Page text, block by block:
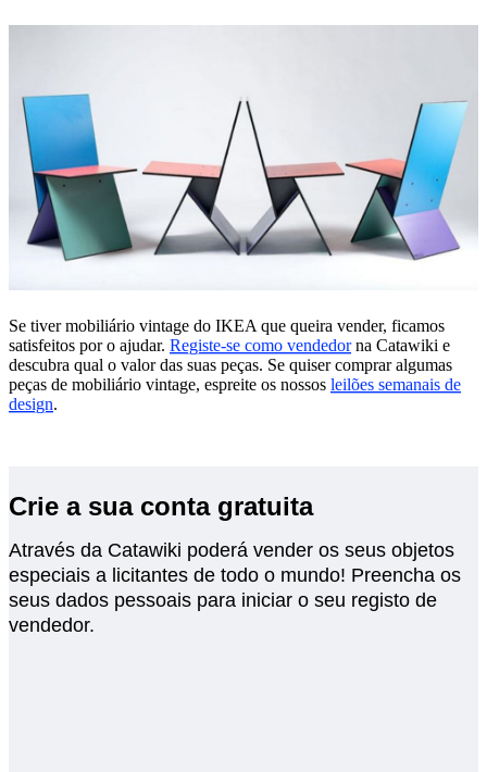
Se tiver mobiliário vintage do IKEA que queira vender, ficamos
satisfeitos por o ajudar. Registe-se como vendedorna Catawiki e
descubra qual o valor das suas peças. Se quiser comprar algumas
peças de mobiliário vintage, espreite os nossos leilões semanais de
design.
Crie a sua conta gratuita
Através da Catawiki poderá vender os seus objetos
especiais a licitantes de todo o mundo! Preencha os
seus dados pessoais para iniciar o seu registo de
vendedor.